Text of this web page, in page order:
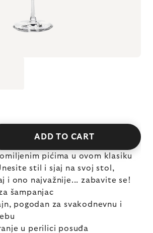
ADD TO CART
pićima u ovom klasiku
stil i sjaj na svoj stol,
i ono najvažnije... zabavite se!
šampanjac
pogodan za svakodnevnu i
u perilici posuđa